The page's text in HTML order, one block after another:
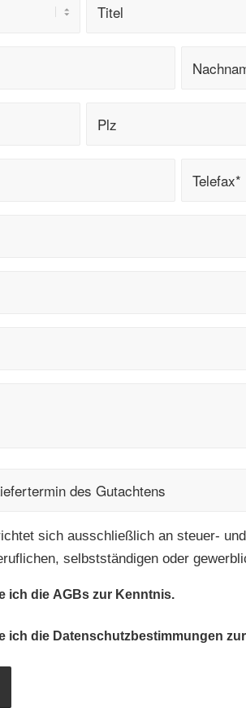
sich ausschließlich an steuer-
selbstständigen oder
ich die AGBszur Kenntnis.
ich die Datenschutzbestimmungen